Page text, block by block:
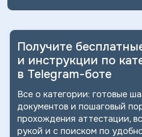
Получите
и инструкции по
в Telegram-боте
Все о категории: готовые
документов и пошаговый
прохождения аттестации,
рукой и с поиском по